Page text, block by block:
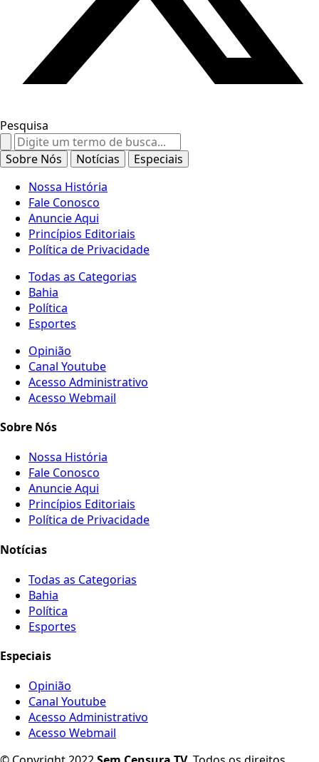
Pesquisa
Search
for:
Sobre Nós Notícias
Especiais
Nossa História
Fale Conosco
Anuncie Aqui
Princípios Editoriais
Política de Privacidade
Todas as Categorias
Bahia
Política
Esportes
Opinião
Canal Youtube
Acesso Administrativo
Acesso Webmail
Sobre Nós
Nossa História
Fale Conosco
Anuncie Aqui
Princípios Editoriais
Política de Privacidade
Notícias
Todas as Categorias
Bahia
Política
Esportes
Especiais
Opinião
Canal Youtube
Acesso Administrativo
Acesso Webmail